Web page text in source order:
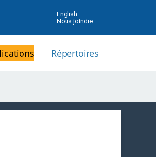
English
Nous joindre
Répertoires